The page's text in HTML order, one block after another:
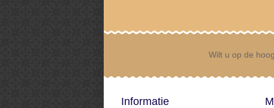
Wilt u op de
Informatie